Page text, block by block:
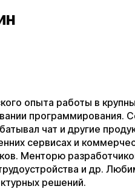
опыта работы в
программирования.
чат и другие
сервисах и
Менторю
и др.
решений.